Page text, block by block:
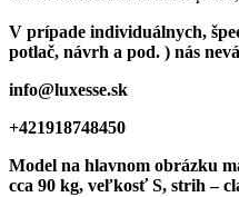
V prípade individuálnych,
potlač, návrh a pod. ) nás
info@luxesse.sk
+421918748450
Model na hlavnom obrázku
cca 90 kg, veľkosť S, strih –